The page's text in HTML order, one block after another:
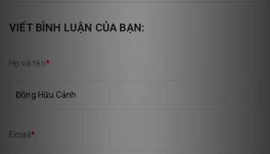
VIẾT BÌNH LUẬN CỦA BẠN:
Họ và tên*
Email *